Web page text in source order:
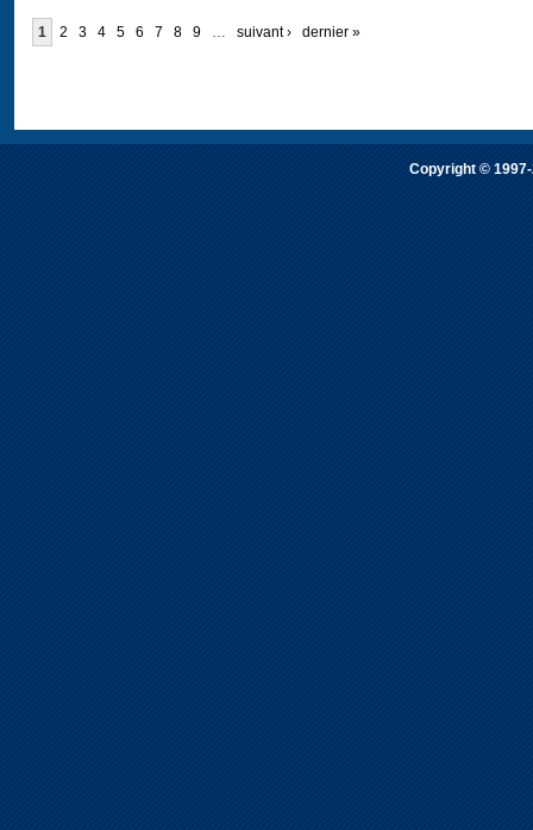
1 2 3 4 5 6 7 8 9 … suivant › dernier »
Copyright ©